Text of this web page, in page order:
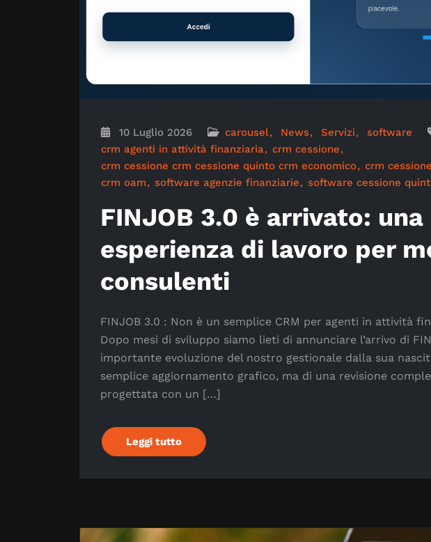
10 Luglio 2026 carousel News Servizi software
crm agenti in attività finanziaria
crm cessione
crm cessione crm cessione quinto crm economico
crm
crm oam
software agenzie finanziarie software cessione
FINJOB 3.0 è arrivato: una
esperienza di lavoro per
consulenti
FINJOB 3.0 : Non è un semplice CRM per agenti in attività
Dopo mesi di sviluppo siamo lieti di annunciare l’arrivo di
importante evoluzione del nostro gestionale dalla sua
semplice aggiornamento grafico, ma di una revisione
progettata con un […]
Leggi tutto